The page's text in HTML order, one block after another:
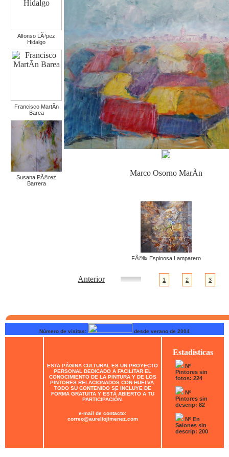
Alfonso LÃ³pez
Hidalgo
Marco Osorno MarÃ­n
Francisco MartÃ­n
Barea
Susana PÃ©rez
Barrera
FÃ©lix Espinosa Lamparero
Anterior 1 2 3
Número de visitas: desde verano de 2004
ESTA PÁGINA CULTURAL ES UN PROYECTO
PERSONAL DEDICADO A FACILITAR EL
CONOCIMIENTO DE LA PINTURA Y DE LOS
PINTORES RELACIONADOS CON HUELVA.
TODO SU CONTENIDO SE INCLUYE DE
FORMA GRATUITA Y ESTÁ ABIERTO A TU
PARTICIPACIÓN.
e-mail de contacto:
correo@aureliojimenez.com
Estadisticas
Nº
Pintores sin
fotos: 224
Nº
Pintores sin
descrip: 82
Nº En
Salones sin
descrip: 200